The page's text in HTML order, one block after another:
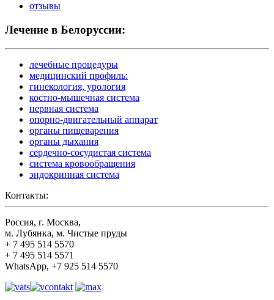
отзывы
Лечение в Белоруссии:
лечебные процедуры
медицинский профиль:
гинекология, урология
костно-мышечная система
нервная система
опорно-двигательный аппарат
органы пищеварения
органы дыхания
сердечно-сосудистая система
система кровообращения
эндокринная система
Контакты:
Россия, г. Москва,
м. Лубянка, м. Чистые пруды
+ 7 495 514 5570
+ 7 495 514 5571
WhatsApp, +7 925 514 5570